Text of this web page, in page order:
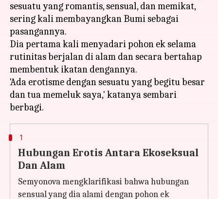
sesuatu yang romantis, sensual, dan memikat,
sering kali membayangkan Bumi sebagai
pasangannya.
Dia pertama kali menyadari pohon ek selama
rutinitas berjalan di alam dan secara bertahap
membentuk ikatan dengannya.
'Ada erotisme dengan sesuatu yang begitu besar
dan tua memeluk saya,' katanya sembari
1
Hubungan Erotis Antara Ekoseksual
Dan Alam
Semyonova mengklarifikasi bahwa hubungan
sensual yang dia alami dengan pohon ek